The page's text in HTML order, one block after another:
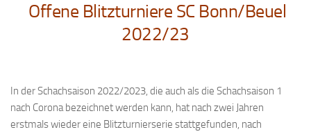
Vereinsmeisterschaft
Blitzturnierserie
Schnellturnierserie
Offene Blitzturniere SC Bonn/Beuel
2022/23
In der Schachsaison 2022/2023, die auch als die Schachsaison 1
nach Corona bezeichnet werden kann, hat nach zwei Jahren
erstmals wieder eine Blitzturnierserie stattgefunden, nach